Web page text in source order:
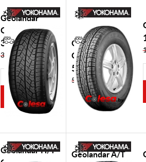
Geolandar
G033
366,00 BYN
387,96 BYN
Please
select
Geolandar
G95A
552,00 BYN
585,12 BYN
Geolandar H/T
Geolandar A/T